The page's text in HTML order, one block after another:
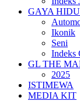
GAYA
Ikonik
Seni
Indeks
GL THE
2025
ISTIMEWA
MEDIA KIT